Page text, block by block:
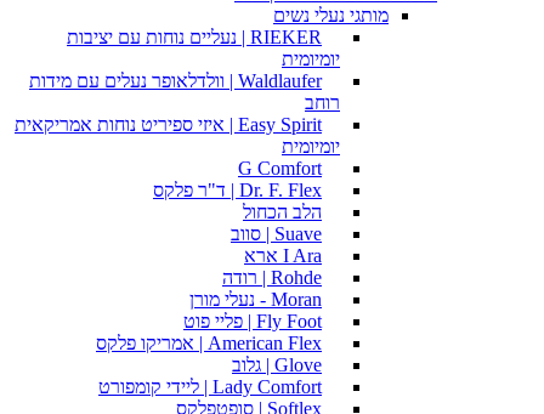
מותגי נעלי נשים
RIEKER | נעליים נוחות עם יציבות
יומיומית
Waldlaufer | וולדלאופר נעלים עם מידות
רוחב
Easy Spirit | איזי ספיריט נוחות אמריקאית
יומיומית
G Comfort
Dr. F. Flex | ד"ר פלקס
הלב הכחול
Suave | סווב
I Ara ארא
Rohde | רודה
Moran - נעלי מורן
Fly Foot | פליי פוט
American Flex | אמריקו פלקס
Glove | גלוב
Lady Comfort | ליידי קומפורט
Softlex | סופטפלקס